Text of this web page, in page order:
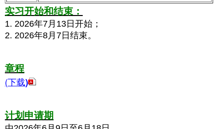
实习开始和结束：
1. 2026年7月13日开始；
2. 2026年8月7日结束。
章程
(下载)
计划申请期